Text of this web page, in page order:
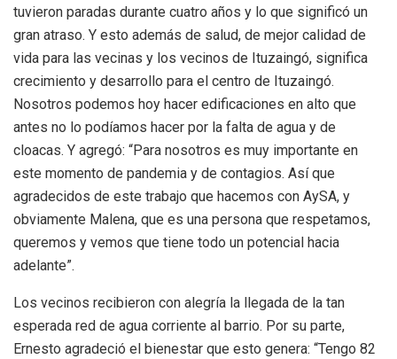
tuvieron paradas durante cuatro años y lo que significó un
gran atraso. Y esto además de salud, de mejor calidad de
vida para las vecinas y los vecinos de Ituzaingó, significa
crecimiento y desarrollo para el centro de Ituzaingó.
Nosotros podemos hoy hacer edificaciones en alto que
antes no lo podíamos hacer por la falta de agua y de
cloacas. Y agregó: “Para nosotros es muy importante en
este momento de pandemia y de contagios. Así que
agradecidos de este trabajo que hacemos con AySA, y
obviamente Malena, que es una persona que respetamos,
queremos y vemos que tiene todo un potencial hacia
adelante”.
Los vecinos recibieron con alegría la llegada de la tan
esperada red de agua corriente al barrio. Por su parte,
Ernesto agradeció el bienestar que esto genera: “Tengo 82